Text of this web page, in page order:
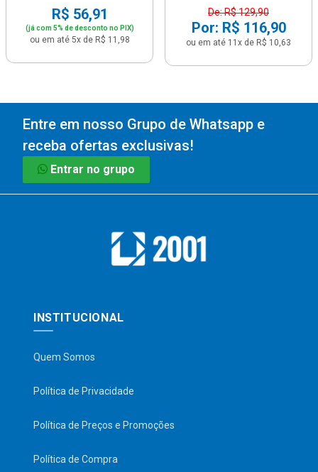
R$ 56,91
(já com 5% de desconto no PIX)
ou em até 5x de R$ 11,98
De: R$ 129,90
Por: R$ 116,90
ou em até 11x de R$ 10,63
Entre em nosso Grupo de Whatsapp e
receba ofertas exclusivas!
Entrar no grupo
INSTITUCIONAL
Quem Somos
Política de Privacidade
Política de Preços e Promoções
Política de Compra